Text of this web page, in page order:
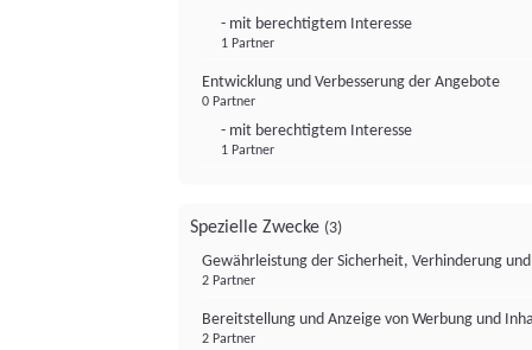
- mit berechtigtem Interesse
1 Partner
Entwicklung und Verbesserung der Angebote
0 Partner
- mit berechtigtem Interesse
1 Partner
Spezielle Zwecke (3)
Gewährleistung der Sicherheit, Verhinderung
2 Partner
Bereitstellung und Anzeige von Werbung und
2 Partner